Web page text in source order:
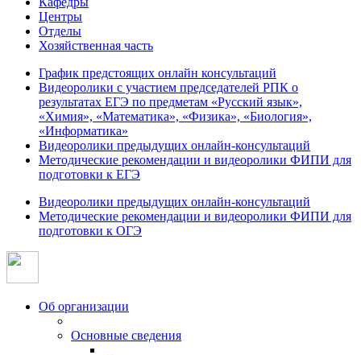
Центры
Отделы
Хозяйственная часть
График предстоящих онлайн консультаций
Видеоролики с участием председателей РПК о
результатах ЕГЭ по предметам «Русский язык»,
«Химия», «Математика», «Физика», «Биология»,
«Информатика»
Видеоролики предыдущих онлайн-консультаций
Методические рекомендации и видеоролики ФИПИ для
подготовки к ЕГЭ
Видеоролики предыдущих онлайн-консультаций
Методические рекомендации и видеоролики ФИПИ для
подготовки к ОГЭ
Об организации
Основные сведения